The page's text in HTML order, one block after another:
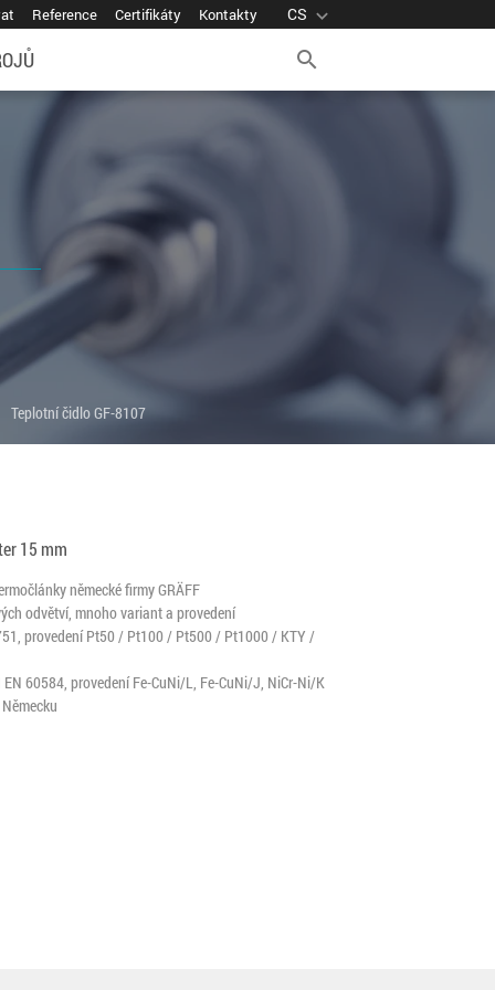
Reference Certifikáty Kontakty CS expand_more
search
Teplotní čidlo GF-8107
15 mm
německé firmy GRÄFF
odvětví, mnoho variant a provedení
provedení Pt50 / Pt100 / Pt500 / Pt1000 / KTY /
60584, provedení Fe-CuNi/L, Fe-CuNi/J, NiCr-Ni/K